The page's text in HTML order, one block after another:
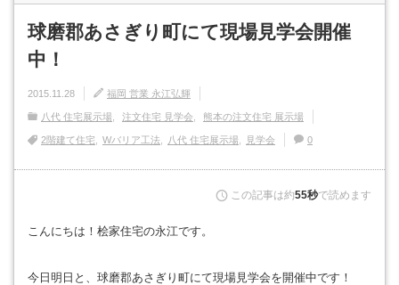
球磨郡あさぎり町にて現場見学会開催中！
球磨郡あさぎり町にて現場見学会開催
中！
2015.11.28 福岡 営業 永江弘輝
八代 住宅展示場 注文住宅 見学会 熊本の注文住宅 展示場
2階建て住宅 Wバリア工法 八代 住宅展示場 見学会 0
この記事は約55秒で読めます
こんにちは！桧家住宅の永江です。
今日明日と、球磨郡あさぎり町にて現場見学会を開催中です！